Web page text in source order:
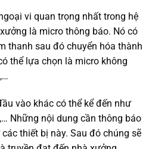
vi quan trọng nhất trong hệ
là micro thông báo. Nó có
thanh sau đó chuyển hóa thành
thể lựa chọn là micro không
vào khác có thể kể đến như
Những nội dung cần thông báo
thiết bị này. Sau đó chúng sẽ